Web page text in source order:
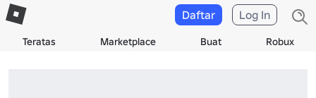
Teratas Marketplace Buat Robux
Daftar Log In